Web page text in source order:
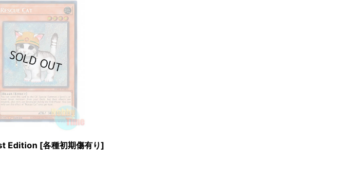
Edition [各種初期傷有り]